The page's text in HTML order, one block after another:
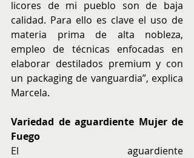
licores de mi pueblo son de baja
calidad. Para ello es clave el uso de
materia prima de alta nobleza,
empleo de técnicas enfocadas en
elaborar destilados premium y con
un packaging de vanguardia”, explica
Marcela.
Variedad de aguardiente Mujer de
Fuego
El aguardiente